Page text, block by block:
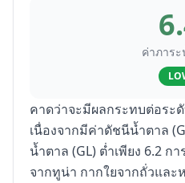
ค่าภาร
คาดว่าจะมีผลกระทบต่อระ
เนื่องจากมีค่าดัชนีน้ำตาล
น้ำตาล (GL) ต่ำเพียง 6.2 ก
จากทูน่า กากใยจากถั่วแล